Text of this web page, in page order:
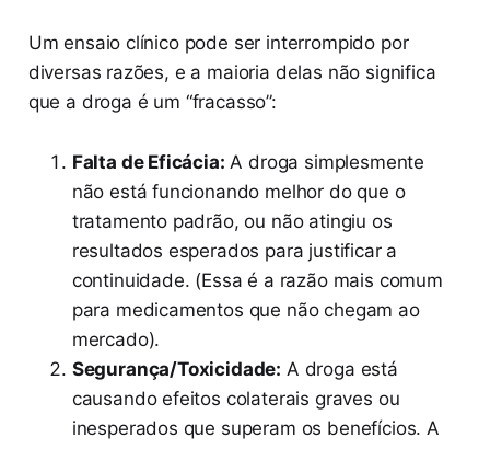
Um ensaio clínico pode ser interrompido por
diversas razões, e a maioria delas não significa
que a droga é um “fracasso”:
Falta de Eficácia: A droga simplesmente
não está funcionando melhor do que o
tratamento padrão, ou não atingiu os
resultados esperados para justificar a
continuidade. (Essa é a razão mais comum
para medicamentos que não chegam ao
mercado).
Segurança/Toxicidade: A droga está
causando efeitos colaterais graves ou
inesperados que superam os benefícios. A